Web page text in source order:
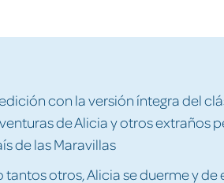
con la versión íntegra del
de Alicia y otros extraños
de las Maravillas
otros, Alicia se duerme y de